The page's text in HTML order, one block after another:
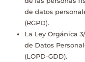
de datos
(RGPD).
La Ley Orgánica
de Datos
(LOPD-GDD).